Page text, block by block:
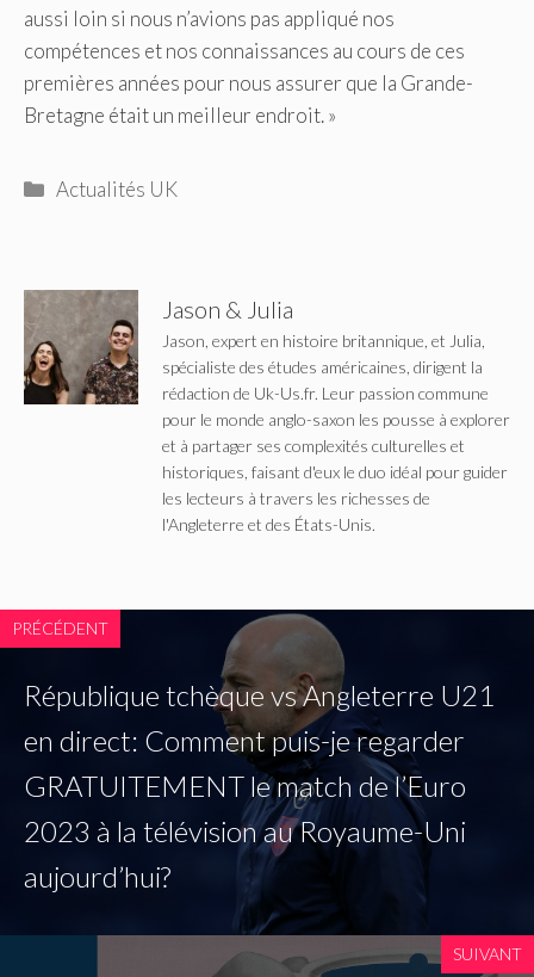
aussi loin si nous n’avions pas appliqué nos
compétences et nos connaissances au cours de ces
premières années pour nous assurer que la Grande-
Bretagne était un meilleur endroit. »
Catégories
Actualités UK
Jason & Julia
Jason, expert en histoire britannique, et Julia,
spécialiste des études américaines, dirigent la
rédaction de Uk-Us.fr. Leur passion commune
pour le monde anglo-saxon les pousse à explorer
et à partager ses complexités culturelles et
historiques, faisant d'eux le duo idéal pour guider
les lecteurs à travers les richesses de
l'Angleterre et des États-Unis.
PRÉCÉDENT
République tchèque vs Angleterre U21
en direct: Comment puis-je regarder
GRATUITEMENT le match de l’Euro
2023 à la télévision au Royaume-Uni
aujourd’hui?
SUIVANT